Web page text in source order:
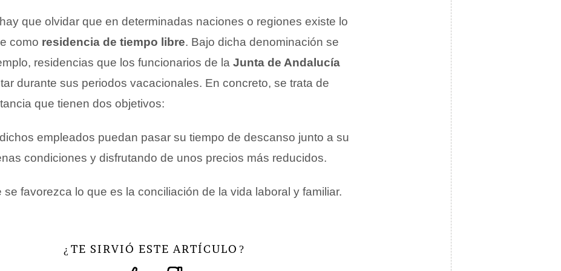
que olvidar que en determinadas naciones o regiones existe lo
como residencia de tiempo libre. Bajo dicha denominación se
residencias que los funcionarios de la Junta de Andalucía
durante sus periodos vacacionales. En concreto, se trata de
que tienen dos objetivos:
empleados puedan pasar su tiempo de descanso junto a su
condiciones y disfrutando de unos precios más reducidos.
se favorezca lo que es la conciliación de la vida laboral y familiar.
¿ TE SIRVIÓ ESTE ARTÍCULO ?